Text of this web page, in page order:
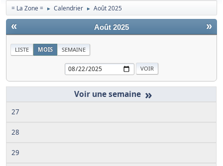
= La Zone = ► Calendrier ► Août 2025
« »
Août 2025
LISTE MOIS SEMAINE
»
27
28
29